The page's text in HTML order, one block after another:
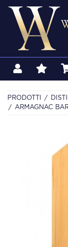
PRODOTTI
ARMAGNAC